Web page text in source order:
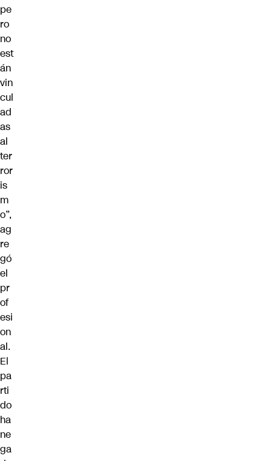
pe
ro
no
est
án
vin
cul
ad
as
al
ter
ror
is
m
o”,
ag
re
gó
el
pr
of
esi
on
al.
El
pa
rti
do
ha
ne
ga